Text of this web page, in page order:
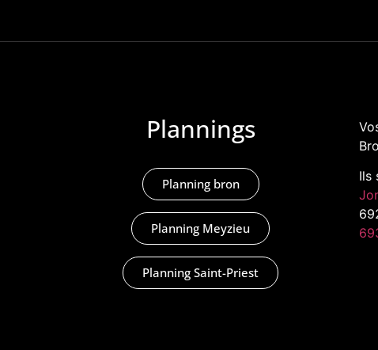
Plannings
Planning bron
Planning Meyzieu
Planning Saint-Priest
Ils